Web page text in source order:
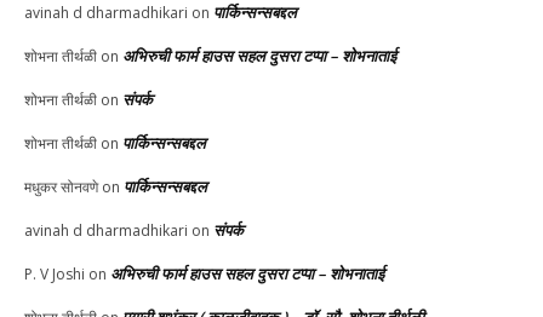
avinah d dharmadhikari on पार्किन्सन्सबद्दल
शोभना तीर्थळी on अभिरुची फार्म हाउस सहल दुसरा टप्पा – शोभनाताई
शोभना तीर्थळी on संपर्क
शोभना तीर्थळी on पार्किन्सन्सबद्दल
मधुकर सोनवणेon पार्किन्सन्सबद्दल
avinah d dharmadhikari on संपर्क
P. V Joshi on अभिरुची फार्म हाउस सहल दुसरा टप्पा – शोभनाताई